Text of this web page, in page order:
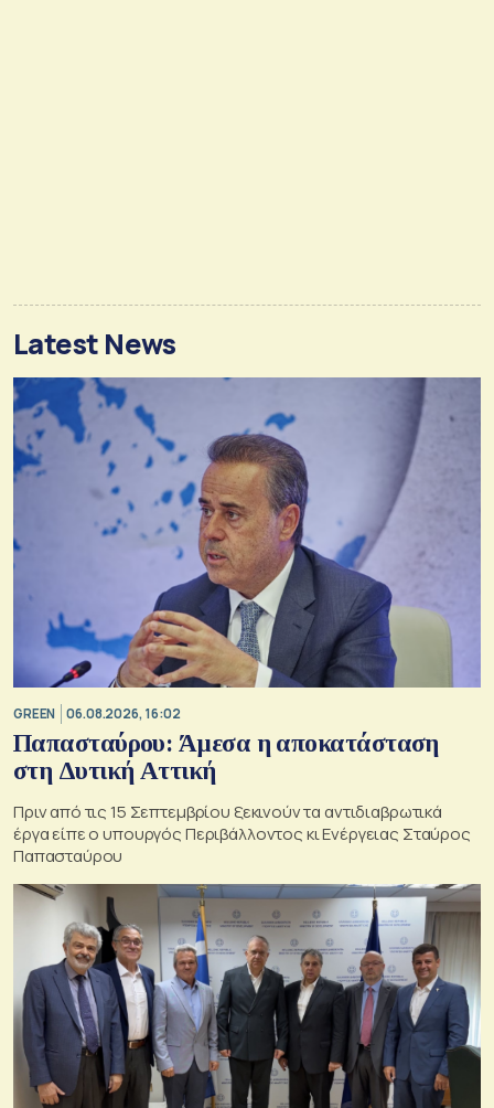
Latest News
GREEN 06.08.2026, 16:02
Παπασταύρου: Άμεσα η αποκατάσταση
στη Δυτική Αττική
Πριν από τις 15 Σεπτεμβρίου ξεκινούν τα αντιδιαβρωτικά
έργα είπε ο υπουργός Περιβάλλοντος κι Ενέργειας Σταύρος
Παπασταύρου